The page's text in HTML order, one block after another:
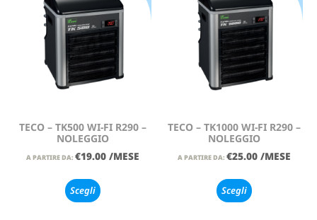
TECO – TK500 WI-FI R290 –
NOLEGGIO
A PARTIRE DA: €19.00 /MESE
Scegli
TECO – TK1000 WI-FI R290 –
NOLEGGIO
A PARTIRE DA: €25.00 /MESE
Scegli